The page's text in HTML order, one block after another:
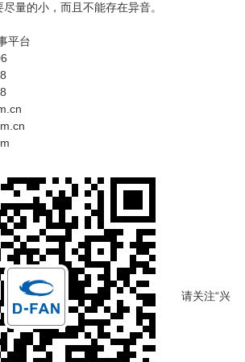
量的小，而且不能存在异音。
平台
请关注“兴